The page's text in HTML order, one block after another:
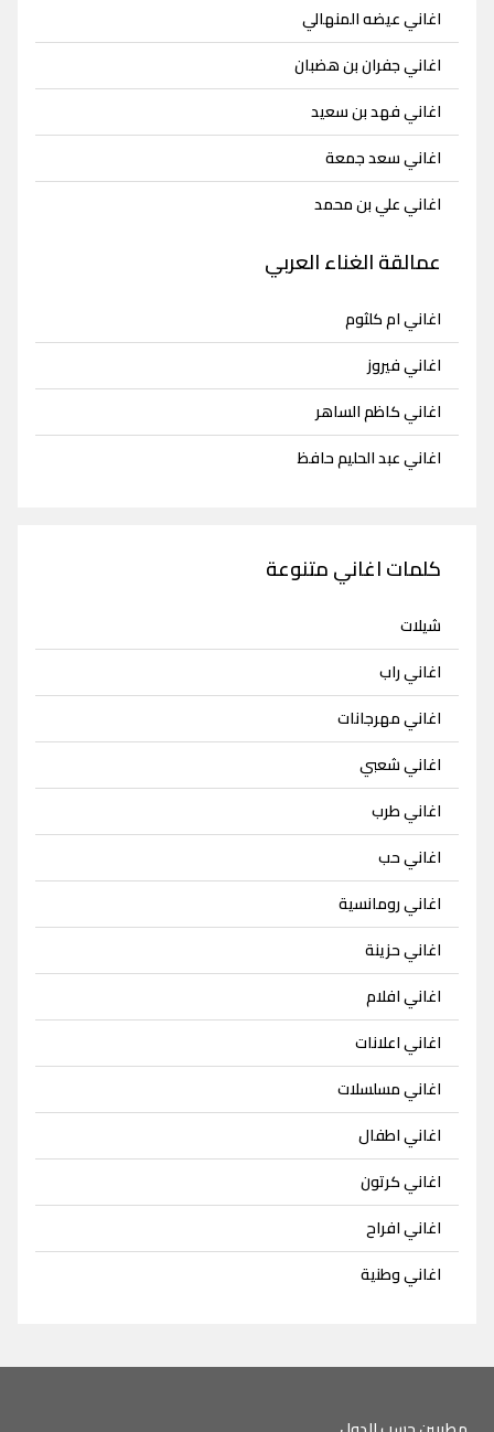
اغاني عيضه المنهالي
اغاني جفران بن هضبان
اغاني فهد بن سعيد
اغاني سعد جمعة
اغاني علي بن محمد
عمالقة الغناء العربي
اغاني ام كلثوم
اغاني فيروز
اغاني كاظم الساهر
اغاني عبد الحليم حافظ
كلمات اغاني متنوعة
شيلات
اغاني راب
اغاني مهرجانات
اغاني شعبي
اغاني طرب
اغاني حب
اغاني رومانسية
اغاني حزينة
اغاني افلام
اغاني اعلانات
اغاني مسلسلات
اغاني اطفال
اغاني كرتون
اغاني افراح
اغاني وطنية